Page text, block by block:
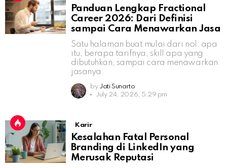
Panduan Lengkap Fractional
Career 2026: Dari Definisi
sampai Cara Menawarkan Jasa
Satu halaman buat mulai dari nol: apa
itu, berapa tarifnya, skill apa yang
dibutuhkan, sampai cara menawarkan
jasanya.
by Jati Sunarto
July 24, 2026, 5:29 pm
Karir
Kesalahan Fatal Personal
Branding di LinkedIn yang
Merusak Reputasi